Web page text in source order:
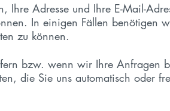
Ihre Adresse und Ihre E-Mail-
In einigen Fällen benötigen
zu können.
bzw. wenn wir Ihre Anfragen
die Sie uns automatisch oder